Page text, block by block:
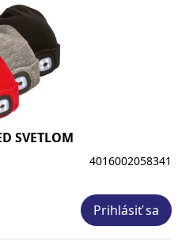
SVETLOM
4016002058341
Prihlásiť sa